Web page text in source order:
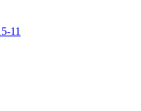
11